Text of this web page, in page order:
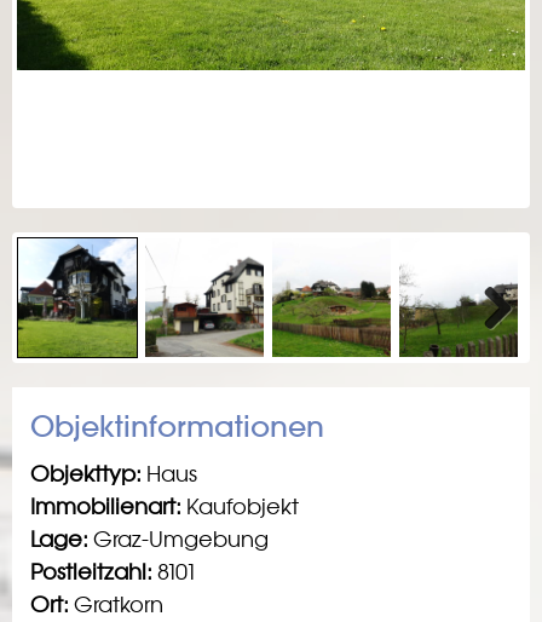
Next
Objektinformationen
Objekttyp: Haus
Immobilienart: Kaufobjekt
Lage: Graz-Umgebung
Postleitzahl: 8101
Ort: Gratkorn